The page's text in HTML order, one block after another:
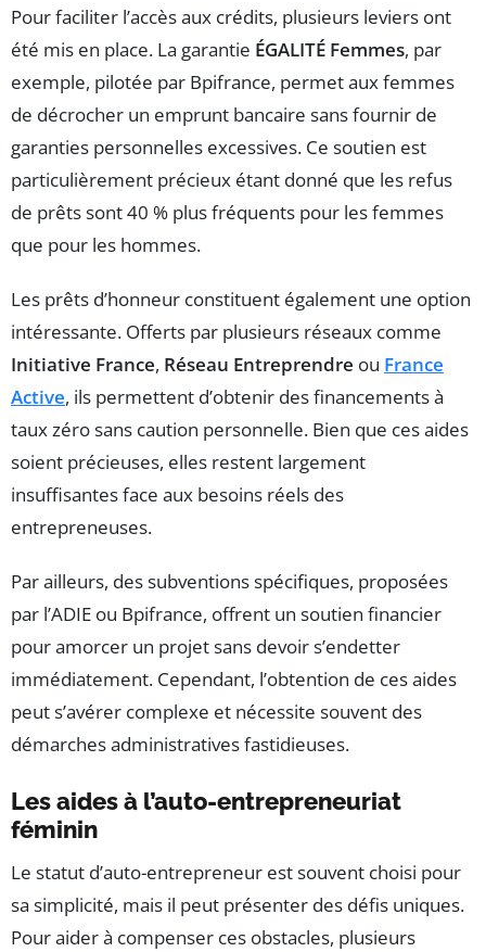
Pour faciliter l’accès aux crédits, plusieurs leviers ont
été mis en place. La garantie ÉGALITÉ Femmes, par
exemple, pilotée par Bpifrance, permet aux femmes
de décrocher un emprunt bancaire sans fournir de
garanties personnelles excessives. Ce soutien est
particulièrement précieux étant donné que les refus
de prêts sont 40 % plus fréquents pour les femmes
que pour les hommes.
Les prêts d’honneur constituent également une option
intéressante. Offerts par plusieurs réseaux comme
Initiative France, Réseau Entreprendre ou France
Active, ils permettent d’obtenir des financements à
taux zéro sans caution personnelle. Bien que ces aides
soient précieuses, elles restent largement
insuffisantes face aux besoins réels des
entrepreneuses.
Par ailleurs, des subventions spécifiques, proposées
par l’ADIE ou Bpifrance, offrent un soutien financier
pour amorcer un projet sans devoir s’endetter
immédiatement. Cependant, l’obtention de ces aides
peut s’avérer complexe et nécessite souvent des
démarches administratives fastidieuses.
Les aides à l’auto-entrepreneuriat
féminin
Le statut d’auto-entrepreneur est souvent choisi pour
sa simplicité, mais il peut présenter des défis uniques.
Pour aider à compenser ces obstacles, plusieurs